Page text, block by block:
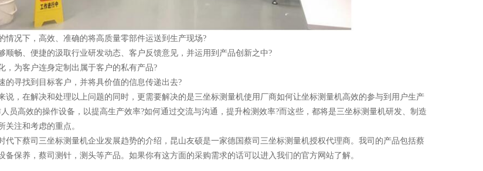
况下，高效、准确的将高质量零部件运送到生产现场?
畅、便捷的汲取行业研发动态、客户反馈意见，并运用到产品创新之中?
为客户连身定制出属于客户的私有产品?
寻找到目标客户，并将具价值的信息传递出去?
说，在解决和处理以上问题的同时，更需要解决的是三坐标测量机使用厂商如何让坐标测量机高效的参与到用户生产
员高效的操作设备，以提高生产效率?如何通过交流与沟通，提升检测效率?而这些，都将是三坐标测量机研发、制造
关注和考虑的重点。
下蔡司三坐标测量机企业发展趋势的介绍，昆山友硕是一家德国蔡司三坐标测量机授权代理商。我司的产品包括蔡
备保养，蔡司测针，测头等产品。如果你有这方面的采购需求的话可以进入我们的官方网站了解。